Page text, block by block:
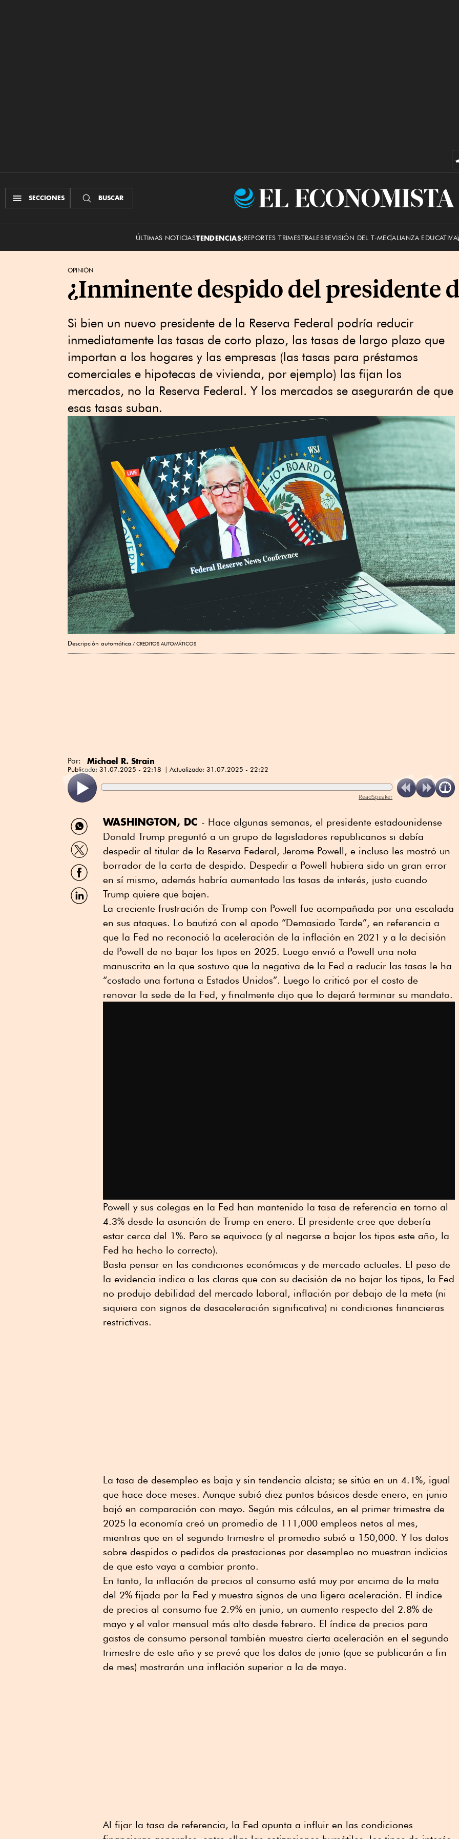
SECCIONES BUSCAR
El
ÚLTIMAS NOTICIASTENDENCIAS:REPORTES TRIMESTRALESREVISIÓN DEL T-MECALIANZA EDUCATIVA
OPINIÓN
¿Inminente despido del presidente
Si bien un nuevo presidente de la Reserva Federal podría reducir
inmediatamente las tasas de corto plazo, las tasas de largo plazo que
importan a los hogares y las empresas (las tasas para préstamos
comerciales e hipotecas de vivienda, por ejemplo) las fijan los
mercados, no la Reserva Federal. Y los mercados se asegurarán de que
esas tasas suban.
Descripción automática CREDITOS AUTOMÁTICOS
Por: Michael R. Strain
Publicado: 31.07.2025 - 22:18 Actualizado: 31.07.2025 - 22:22
ReadSpeaker
Compartir
por
WhatsApp
Compartir
por
Twitter
Compartir
por
Facebook
Compartir
por
WASHINGTON, DC - Hace algunas semanas, el presidente estadounidense
Donald Trump preguntó a un grupo de legisladores republicanos si debía
despedir al titular de la Reserva Federal, Jerome Powell, e incluso les mostró un
borrador de la carta de despido. Despedir a Powell hubiera sido un gran error
en sí mismo, además habría aumentado las tasas de interés, justo cuando
Trump quiere que bajen.
La creciente frustración de Trump con Powell fue acompañada por una escalada
en sus ataques. Lo bautizó con el apodo “Demasiado Tarde”, en referencia a
que la Fed no reconoció la aceleración de la inflación en 2021 y a la decisión
de Powell de no bajar los tipos en 2025. Luego envió a Powell una nota
manuscrita en la que sostuvo que la negativa de la Fed a reducir las tasas le ha
“costado una fortuna a Estados Unidos”. Luego lo criticó por el costo de
renovar la sede de la Fed, y finalmente dijo que lo dejará terminar su mandato.
Powell y sus colegas en la Fed han mantenido la tasa de referencia en torno al
4.3% desde la asunción de Trump en enero. El presidente cree que debería
estar cerca del 1%. Pero se equivoca (y al negarse a bajar los tipos este año, la
Fed ha hecho lo correcto).
Basta pensar en las condiciones económicas y de mercado actuales. El peso de
la evidencia indica a las claras que con su decisión de no bajar los tipos, la Fed
no produjo debilidad del mercado laboral, inflación por debajo de la meta (ni
siquiera con signos de desaceleración significativa) ni condiciones financieras
restrictivas.
La tasa de desempleo es baja y sin tendencia alcista; se sitúa en un 4.1%, igual
que hace doce meses. Aunque subió diez puntos básicos desde enero, en junio
bajó en comparación con mayo. Según mis cálculos, en el primer trimestre de
2025 la economía creó un promedio de 111,000 empleos netos al mes,
mientras que en el segundo trimestre el promedio subió a 150,000. Y los datos
sobre despidos o pedidos de prestaciones por desempleo no muestran indicios
de que esto vaya a cambiar pronto.
En tanto, la inflación de precios al consumo está muy por encima de la meta
del 2% fijada por la Fed y muestra signos de una ligera aceleración. El índice
de precios al consumo fue 2.9% en junio, un aumento respecto del 2.8% de
mayo y el valor mensual más alto desde febrero. El índice de precios para
gastos de consumo personal también muestra cierta aceleración en el segundo
trimestre de este año y se prevé que los datos de junio (que se publicarán a fin
de mes) mostrarán una inflación superior a la de mayo.
Al fijar la tasa de referencia, la Fed apunta a influir en las condiciones